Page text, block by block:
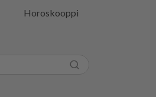
Horoskooppi